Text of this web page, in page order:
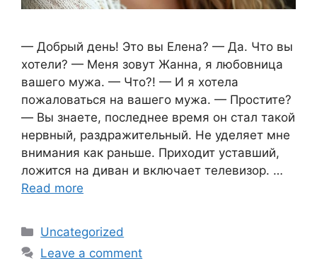
— Добрый день! Это вы Елена? — Да. Что вы
хотели? — Меня зовут Жанна, я любовница
вашего мужа. — Что?! — И я хотела
пожаловаться на вашего мужа. — Простите?
— Вы знаете, последнее время он стал такой
нервный, раздражительный. Не уделяет мне
внимания как раньше. Приходит уставший,
ложится на диван и включает телевизор. …
Read more
Categories
Uncategorized
Leave a comment